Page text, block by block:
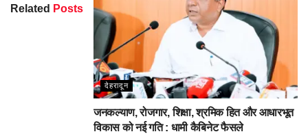
Related Posts
देहरादून
जनकल्याण, रोजगार, शिक्षा, श्रमिक हित और आधारभूत
विकास को नई गति : धामी कैबिनेट फैसले